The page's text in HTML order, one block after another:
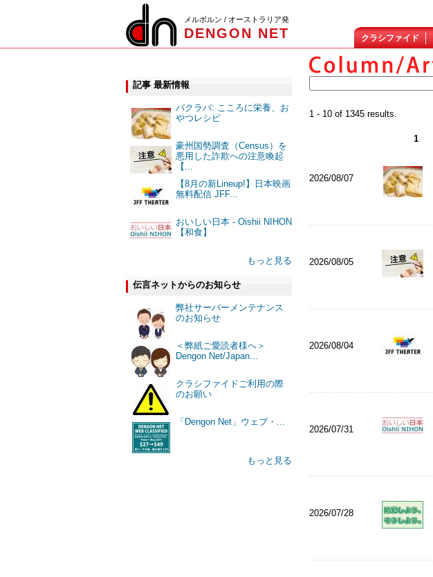
メルボルン / オーストラリア発
DENGON NET クラシファイド
記事 最新情報
バクラバ: こころに栄養、お
やつレシピ
豪州国勢調査（Census）を
悪用した詐欺への注意喚起
【...
【8月の新Lineup!】日本映画
無料配信 JFF...
おいしい日本 - Oishii NIHON
【和食】
もっと見る
伝言ネットからのお知らせ
弊社サーバーメンテナンス
のお知らせ
＜弊紙ご愛読者様へ＞
Dengon Net/Japan...
クラシファイドご利用の際
のお願い
「Dengon Net」ウェブ・...
もっと見る
1 - 10 of 1345 results.
1
2026/08/07
2026/08/05
2026/08/04
2026/07/31
2026/07/28